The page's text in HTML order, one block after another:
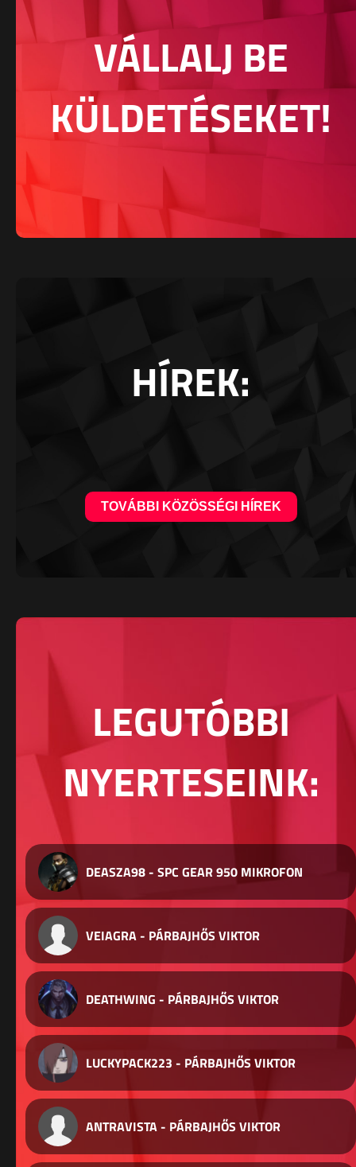
VÁLLALJ BE
KÜLDETÉSEKET!
HÍREK:
TOVÁBBI KÖZÖSSÉGI HÍREK
LEGUTÓBBI
NYERTESEINK:
DEASZA98 - SPC GEAR 950 MIKROFON
VEIAGRA - PÁRBAJHŐS VIKTOR
DEATHWING - PÁRBAJHŐS VIKTOR
LUCKYPACK223 - PÁRBAJHŐS VIKTOR
ANTRAVISTA - PÁRBAJHŐS VIKTOR